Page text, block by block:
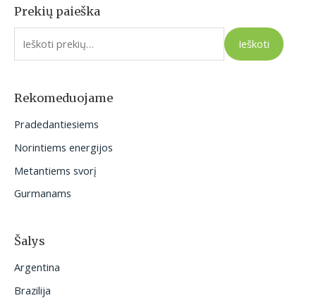
Prekių paieška
I
e
o
:
Ieškoti
Rekomeduojame
Pradedantiesiems
Norintiems energijos
Metantiems svorį
Gurmanams
Šalys
Argentina
Brazilija